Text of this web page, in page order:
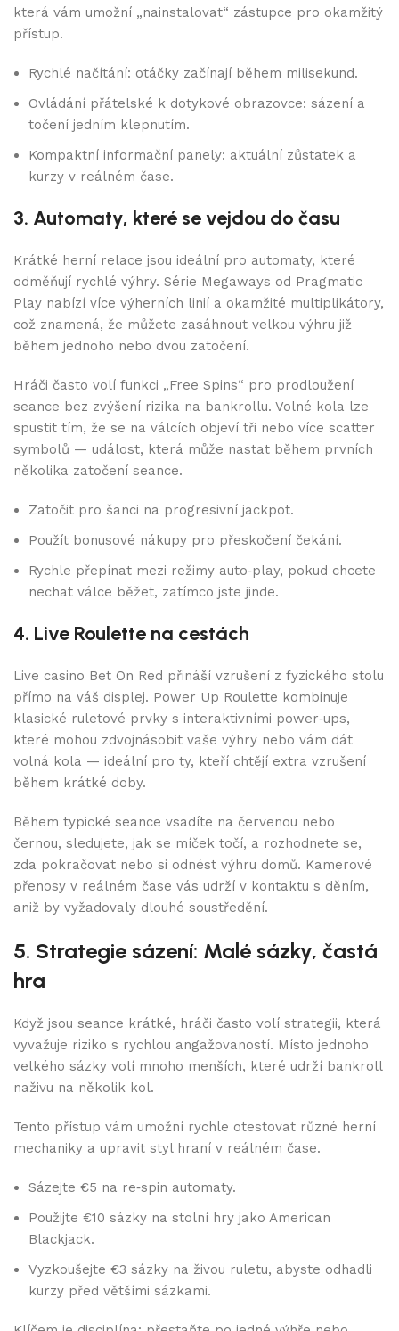
která vám umožní „nainstalovat“ zástupce pro okamžitý
přístup.
Rychlé načítání: otáčky začínají během milisekund.
Ovládání přátelské k dotykové obrazovce: sázení a
točení jedním klepnutím.
Kompaktní informační panely: aktuální zůstatek a
kurzy v reálném čase.
3. Automaty, které se vejdou do času
Krátké herní relace jsou ideální pro automaty, které
odměňují rychlé výhry. Série Megaways od Pragmatic
Play nabízí více výherních linií a okamžité multiplikátory,
což znamená, že můžete zasáhnout velkou výhru již
během jednoho nebo dvou zatočení.
Hráči často volí funkci „Free Spins“ pro prodloužení
seance bez zvýšení rizika na bankrollu. Volné kola lze
spustit tím, že se na válcích objeví tři nebo více scatter
symbolů — událost, která může nastat během prvních
několika zatočení seance.
Zatočit pro šanci na progresivní jackpot.
Použít bonusové nákupy pro přeskočení čekání.
Rychle přepínat mezi režimy auto‑play, pokud chcete
nechat válce běžet, zatímco jste jinde.
4. Live Roulette na cestách
Live casino Bet On Red přináší vzrušení z fyzického stolu
přímo na váš displej. Power Up Roulette kombinuje
klasické ruletové prvky s interaktivními power‑ups,
které mohou zdvojnásobit vaše výhry nebo vám dát
volná kola — ideální pro ty, kteří chtějí extra vzrušení
během krátké doby.
Během typické seance vsadíte na červenou nebo
černou, sledujete, jak se míček točí, a rozhodnete se,
zda pokračovat nebo si odnést výhru domů. Kamerové
přenosy v reálném čase vás udrží v kontaktu s děním,
aniž by vyžadovaly dlouhé soustředění.
5. Strategie sázení: Malé sázky, častá
hra
Když jsou seance krátké, hráči často volí strategii, která
vyvažuje riziko s rychlou angažovaností. Místo jednoho
velkého sázky volí mnoho menších, které udrží bankroll
naživu na několik kol.
Tento přístup vám umožní rychle otestovat různé herní
mechaniky a upravit styl hraní v reálném čase.
Sázejte €5 na re‑spin automaty.
Použijte €10 sázky na stolní hry jako American
Blackjack.
Vyzkoušejte €3 sázky na živou ruletu, abyste odhadli
kurzy před většími sázkami.